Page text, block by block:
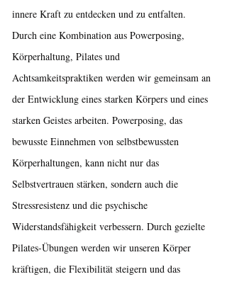
innere Kraft zu entdecken und zu entfalten.
Durch eine Kombination aus Powerposing,
Körperhaltung, Pilates und
Achtsamkeitspraktiken werden wir gemeinsam an
der Entwicklung eines starken Körpers und eines
starken Geistes arbeiten. Powerposing, das
bewusste Einnehmen von selbstbewussten
Körperhaltungen, kann nicht nur das
Selbstvertrauen stärken, sondern auch die
Stressresistenz und die psychische
Widerstandsfähigkeit verbessern. Durch gezielte
Pilates-Übungen werden wir unseren Körper
kräftigen, die Flexibilität steigern und das